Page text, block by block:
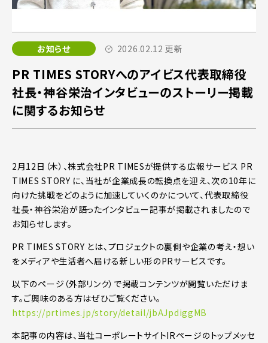
お知らせ 2026.02.12 更新
PR TIMES STORYへのアイビス代表取締役
社長・神谷栄治インタビューのストーリー掲載
に関するお知らせ
2月12日（木）、株式会社PR TIMESが提供する広報サービス PR
TIMES STORY に、当社が企業成長の転換点を迎え、次の10年に
向けた挑戦をどのように加速していくのかについて、代表取締役
社長・神谷栄治が語ったインタビュー記事が掲載されましたので
お知らせします。
PR TIMES STORY とは、プロジェクトの裏側や企業の考え・想い
をメディアや生活者へ届ける新しい形のPRサービスです。
以下のページ（外部リンク）で掲載コンテンツが閲覧いただけま
す。ご興味のある方はぜひご覧ください。
https://prtimes.jp/story/detail/jbAJpdiggMB
本記事の内容は、当社コーポレートサイトIRページのトップメッセ